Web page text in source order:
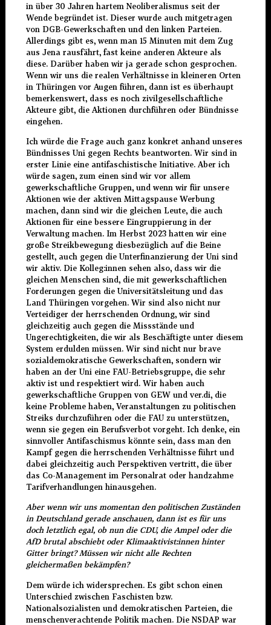
in über 30 Jahren hartem Neoliberalismus seit der
Wende begründet ist. Dieser wurde auch mitgetragen
von DGB-Gewerkschaften und den linken Parteien.
Allerdings gibt es, wenn man 15 Minuten mit dem Zug
aus Jena rausfährt, fast keine anderen Akteure als
diese. Darüber haben wir ja gerade schon gesprochen.
Wenn wir uns die realen Verhältnisse in kleineren Orten
in Thüringen vor Augen führen, dann ist es überhaupt
bemerkenswert, dass es noch zivilgesellschaftliche
Akteure gibt, die Aktionen durchführen oder Bündnisse
eingehen.
Ich würde die Frage auch ganz konkret anhand unseres
Bündnisses Uni gegen Rechts beantworten. Wir sind in
erster Linie eine antifaschistische Initiative. Aber ich
würde sagen, zum einen sind wir vor allem
gewerkschaftliche Gruppen, und wenn wir für unsere
Aktionen wie der aktiven Mittagspause Werbung
machen, dann sind wir die gleichen Leute, die auch
Aktionen für eine bessere Eingruppierung in der
Verwaltung machen. Im Herbst 2023 hatten wir eine
große Streikbewegung diesbezüglich auf die Beine
gestellt, auch gegen die Unterfinanzierung der Uni sind
wir aktiv. Die Kolleg:innen sehen also, dass wir die
gleichen Menschen sind, die mit gewerkschaftlichen
Forderungen gegen die Universitätsleitung und das
Land Thüringen vorgehen. Wir sind also nicht nur
Verteidiger der herrschenden Ordnung, wir sind
gleichzeitig auch gegen die Missstände und
Ungerechtigkeiten, die wir als Beschäftigte unter diesem
System erdulden müssen. Wir sind nicht nur brave
sozialdemokratische Gewerkschaften, sondern wir
haben an der Uni eine FAU-Betriebsgruppe, die sehr
aktiv ist und respektiert wird. Wir haben auch
gewerkschaftliche Gruppen von GEW und ver.di, die
keine Probleme haben, Veranstaltungen zu politischen
Streiks durchzuführen oder die FAU zu unterstützen,
wenn sie gegen ein Berufsverbot vorgeht. Ich denke, ein
sinnvoller Antifaschismus könnte sein, dass man den
Kampf gegen die herrschenden Verhältnisse führt und
dabei gleichzeitig auch Perspektiven vertritt, die über
das Co-Management im Personalrat oder handzahme
Tarifverhandlungen hinausgehen.
Aber wenn wir uns momentan den politischen Zuständen
in Deutschland gerade anschauen, dann ist es für uns
doch letztlich egal, ob nun die CDU, die Ampel oder die
AfD brutal abschiebt oder Klimaaktivist:innen hinter
Gitter bringt? Müssen wir nicht alle Rechten
gleichermaßen bekämpfen?
Dem würde ich widersprechen. Es gibt schon einen
Unterschied zwischen Faschisten bzw.
Nationalsozialisten und demokratischen Parteien, die
menschenverachtende Politik machen. Die NSDAP war